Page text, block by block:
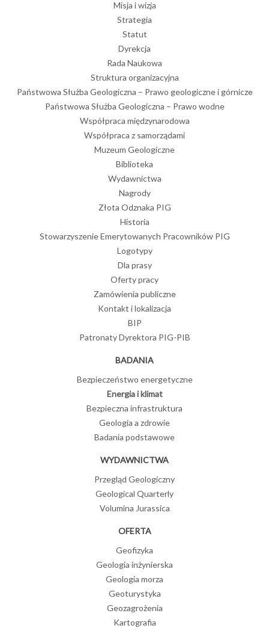
Misja i wizja
Strategia
Statut
Dyrekcja
Rada Naukowa
Struktura organizacyjna
Państwowa Służba Geologiczna – Prawo geologiczne i górnicze
Państwowa Służba Geologiczna – Prawo wodne
Współpraca międzynarodowa
Współpraca z samorządami
Muzeum Geologiczne
Biblioteka
Wydawnictwa
Nagrody
Złota Odznaka PIG
Historia
Stowarzyszenie Emerytowanych Pracowników PIG
Logotypy
Dla prasy
Oferty pracy
Zamówienia publiczne
Kontakt i lokalizacja
BIP
Patronaty Dyrektora PIG-PIB
BADANIA
Bezpieczeństwo energetyczne
Energia i klimat
Bezpieczna infrastruktura
Geologia a zdrowie
Badania podstawowe
WYDAWNICTWA
Przegląd Geologiczny
Geological Quarterly
Volumina Jurassica
OFERTA
Geofizyka
Geologia inżynierska
Geologia morza
Geoturystyka
Geozagrożenia
Kartografia